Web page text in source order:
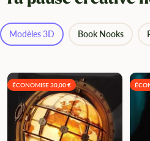
Modèles 3D Book Nooks
ÉCONOMISE 30,00 €